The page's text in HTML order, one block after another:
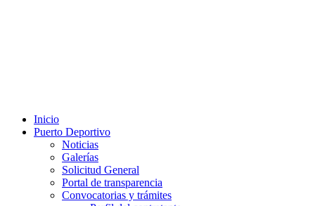
Inicio
Puerto Deportivo
Noticias
Galerías
Solicitud General
Portal de transparencia
Convocatorias y trámites